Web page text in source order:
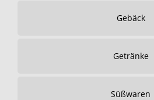
Gebäck
Getränke
Süßwaren